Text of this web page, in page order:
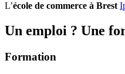
L’école de commerce à Brest
Un emploi ? Une
Formation